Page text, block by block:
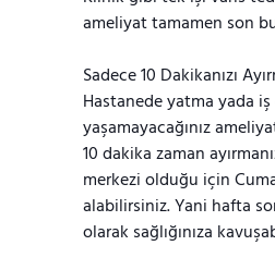
ameliyat tamamen son
Sadece 10 Dakikanızı
Hastanede yatma yada
yaşamayacağınız
10 dakika zaman
merkezi olduğu için
alabilirsiniz. Yani hafta
olarak sağlığınıza